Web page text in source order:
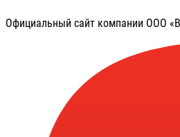
Официальный сайт компании ООО